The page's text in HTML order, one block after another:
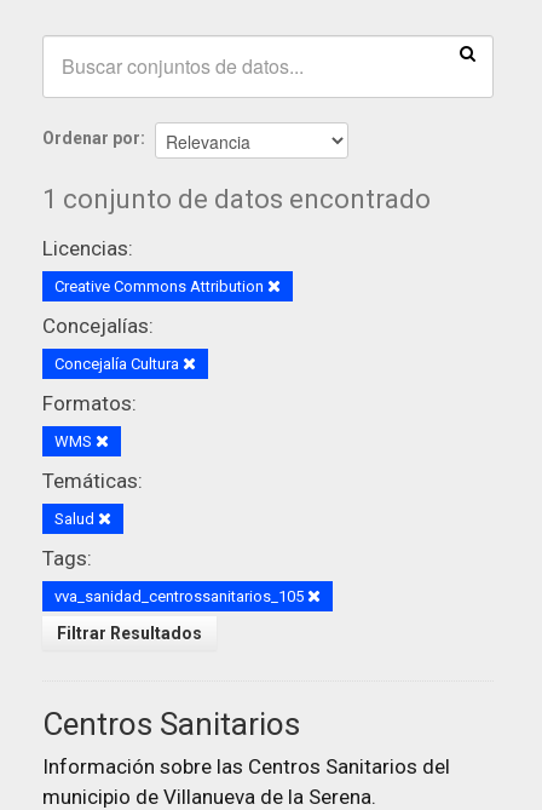
Ordenar por
1 conjunto de datos encontrado
Licencias:
Creative Commons Attribution
Concejalías:
Concejalía Cultura
Formatos:
WMS
Temáticas:
Salud
Tags:
vva_sanidad_centrossanitarios_105
Filtrar Resultados
Centros Sanitarios
Información sobre las Centros Sanitarios del
municipio de Villanueva de la Serena.